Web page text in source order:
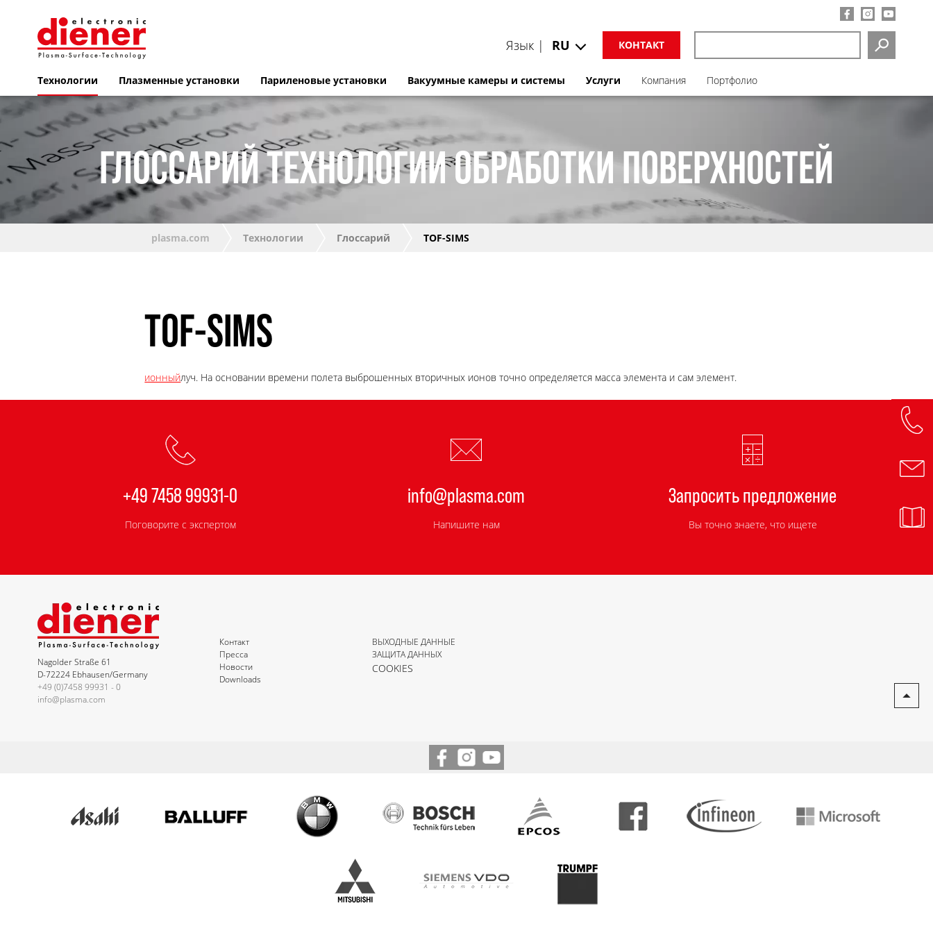
SEARCH
КОНТАКТ
Язык | RU
Технологии Плазменные установки Париленовые установки Вакуумные камеры и системы Услуги Компания Портфолио
ГЛОССАРИЙ ТЕХНОЛОГИИ ОБРАБОТКИ ПОВЕРХНОСТЕЙ
plasma.com Технологии Глоссарий TOF-SIMS
TOF-SIMS
ионныйлуч. На основании времени полета выброшенных вторичных ионов точно определяется масса элемента и сам элемент.
+49 7458 99931-0
Поговорите с экспертом
info@plasma.com
Напишите нам
Запросить предложение
Вы точно знаете, что ищете
Nagolder Straße 61
D-72224 Ebhausen/Germany
+49 (0)7458 99931 - 0
info@plasma.com
Контакт
Пресса
Новости
Downloads
ВЫХОДНЫЕ ДАННЫЕ
ЗАЩИТА ДАННЫХ
COOKIES